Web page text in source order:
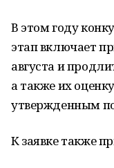
В этом году
этап включает
августа и
а также их
утвержденным
К заявке также